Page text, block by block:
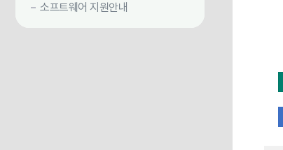
소프트웨어 지원안내